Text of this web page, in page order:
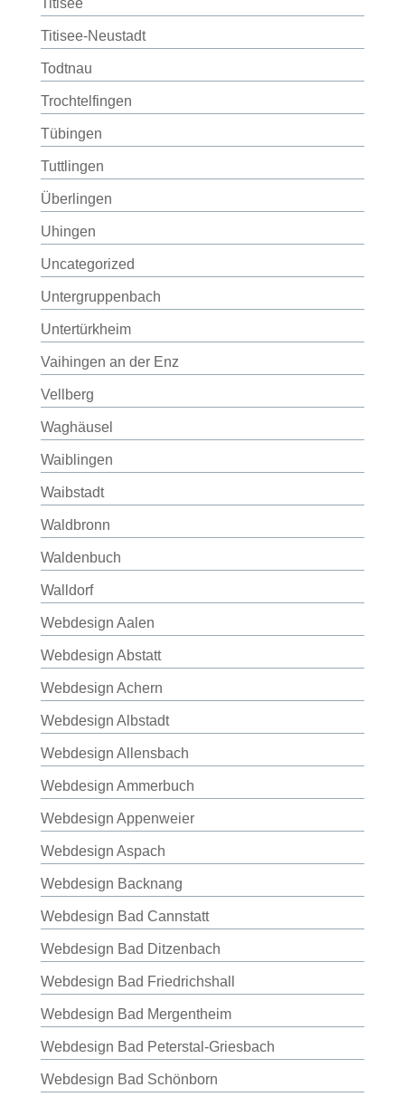
Titisee
Titisee-Neustadt
Todtnau
Trochtelfingen
Tübingen
Tuttlingen
Überlingen
Uhingen
Uncategorized
Untergruppenbach
Untertürkheim
Vaihingen an der Enz
Vellberg
Waghäusel
Waiblingen
Waibstadt
Waldbronn
Waldenbuch
Walldorf
Webdesign Aalen
Webdesign Abstatt
Webdesign Achern
Webdesign Albstadt
Webdesign Allensbach
Webdesign Ammerbuch
Webdesign Appenweier
Webdesign Aspach
Webdesign Backnang
Webdesign Bad Cannstatt
Webdesign Bad Ditzenbach
Webdesign Bad Friedrichshall
Webdesign Bad Mergentheim
Webdesign Bad Peterstal-Griesbach
Webdesign Bad Schönborn